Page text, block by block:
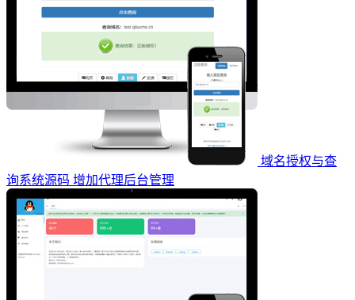
域名授权与查
询系统源码 增加代理后台管理